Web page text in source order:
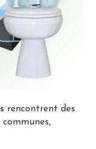
rencontrent des